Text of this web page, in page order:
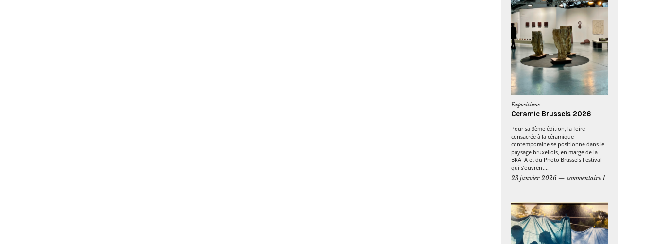
Expositions
Ceramic Brussels 2026
Pour sa 3ème édition, la foire
consacrée à la céramique
contemporaine se positionne dans le
paysage bruxellois, en marge de la
BRAFA et du Photo Brussels Festival
qui s’ouvrent...
23 janvier 2026
commentaire 1